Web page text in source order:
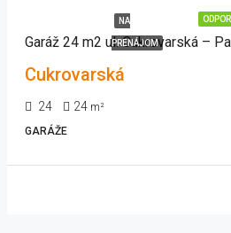
NA
PRENÁJOM
Garáž 24 m2 ul. Cukrovarská –
Cukrovarská
24 24 m²
GARÁŽE